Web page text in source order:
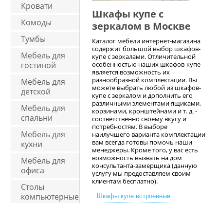
Кровати
Комоды
Тумбы
Мебель для
гостиной
Мебель для
детской
Мебель для
спальни
Мебель для
кухни
Мебель для
офиса
Столы
компьютерные
Шкафы купе с
зеркалом в Москве
Каталог мебели интернет-магазина
содержит большой выбор шкафов-
купе с зеркалами. Отличительной
особенностью наших шкафов-купе
является возможность их
разнообразной комплектации. Вы
можете выбрать любой из шкафов-
купе с зеркалом и дополнить его
различными элементами ящиками,
корзинами, кронштейнами и т. д. -
соответственно своему вкусу и
потребностям. В выборе
наилучшего варианта комплектации
вам всегда готовы помочь наши
менеджеры. Кроме того, у вас есть
возможность вызвать на дом
консультанта-замерщика (данную
услугу мы предоставляем своим
клиентам бесплатно).
Шкафы купе встроенные